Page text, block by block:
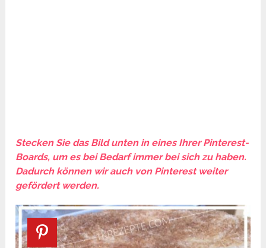
Stecken Sie das Bild unten in eines Ihrer Pinterest-
Boards, um es bei Bedarf immer bei sich zu haben.
Dadurch können wir auch von Pinterest weiter
gefördert werden.